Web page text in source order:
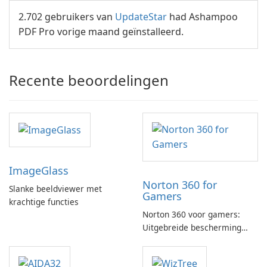
2.702 gebruikers van UpdateStar had Ashampoo
PDF Pro vorige maand geïnstalleerd.
Recente beoordelingen
ImageGlass
Slanke beeldviewer met
krachtige functies
Norton 360 for
Gamers
Norton 360 voor gamers:
Uitgebreide bescherming